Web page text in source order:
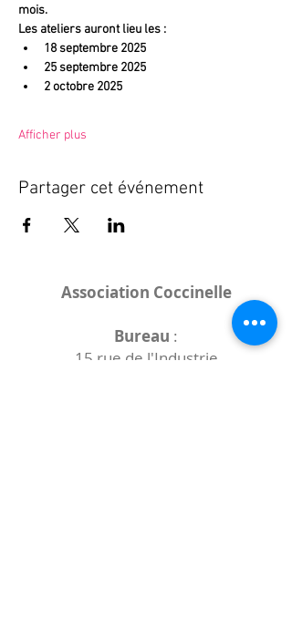
mois.
Les ateliers auront lieu les :
18 septembre 2025
25 septembre 2025
2 octobre 2025
Afficher plus
Partager cet événement
Association Coccinelle
Bureau :
15 rue de l'Industrie